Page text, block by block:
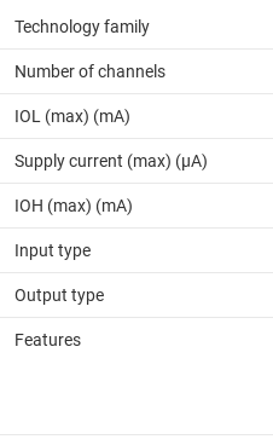
Technology family
Number of channels
IOL (max) (mA)
Supply current (max) (µA)
IOH (max) (mA)
Input type
Output type
Features